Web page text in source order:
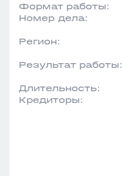
Формат работы:
Номер дела:
Регион:
Результат работы:
Длительность:
Кредиторы: